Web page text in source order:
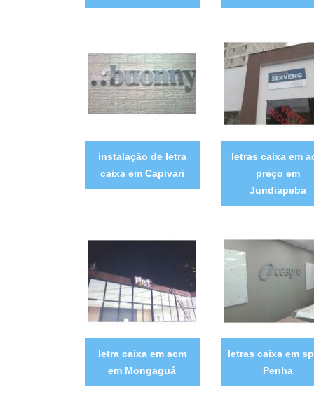
instalação de letra
caixa em Capivari
letras caixa em
preço em
Jundiapeba
letra caixa em acm
em Mongaguá
letras caixa em
Penha